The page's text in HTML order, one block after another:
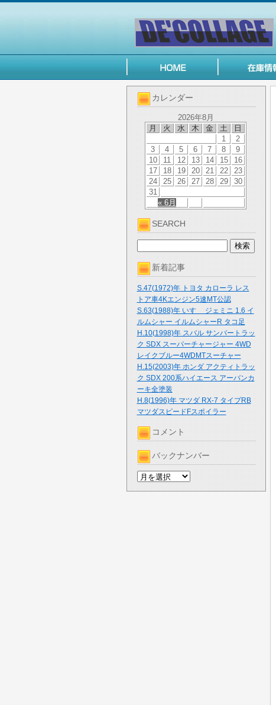
カレンダー
2026年8月
月
火 水 木 金 土 日
« 6月
1
2
3
4 5 6 7 8
9
10
11 12 13 14 15
16
17
18 19 20 21 22
23
24
25 26 27 28 29
30
31
SEARCH
新着記事
S.47(1972)年 トヨタ カローラ レス
トア車4Kエンジン5速MT公認
S.63(1988)年 いすゞ ジェミニ 1.6 イ
ルムシャー イルムシャーR タコ足
H.10(1998)年 スバル サンバートラッ
ク SDX スーパーチャージャー 4WD
レイクブルー4WDMTスーチャー
H.15(2003)年 ホンダ アクティトラッ
ク SDX 200系ハイエース アーバンカ
ーキ全塗装
H.8(1996)年 マツダ RX-7 タイプRB
マツダスピードFスポイラー
コメント
バックナンバー